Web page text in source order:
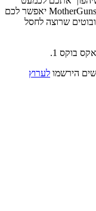
בלתי מנוצחים מול כל אויב? משחק הפעולה MotherGunship יאפשר לכם
שרוצה לחסל
הירשמו לערוץ